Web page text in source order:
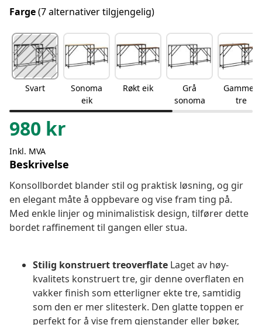
Farge(7 alternativer tilgjengelig)
Svart
Sonoma
eik
Røkt eik
Grå
sonoma
Gammelt
tre
980 kr
Inkl. MVA
Beskrivelse
Konsollbordet blander stil og praktisk løsning, og gir
en elegant måte å oppbevare og vise fram ting på.
Med enkle linjer og minimalistisk design, tilfører dette
bordet raffinement til gangen eller stua.
Stilig konstruert treoverflate Laget av høy-
kvalitets konstruert tre, gir denne overflaten en
vakker finish som etterligner ekte tre, samtidig
som den er mer slitesterk. Den glatte toppen er
perfekt for å vise frem gjenstander eller bøker,